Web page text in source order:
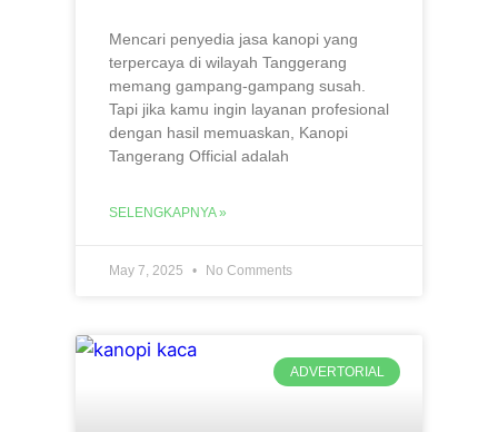
Mencari penyedia jasa kanopi yang
terpercaya di wilayah Tanggerang
memang gampang-gampang susah.
Tapi jika kamu ingin layanan profesional
dengan hasil memuaskan, Kanopi
Tangerang Official adalah
SELENGKAPNYA »
May 7, 2025 No Comments
ADVERTORIAL